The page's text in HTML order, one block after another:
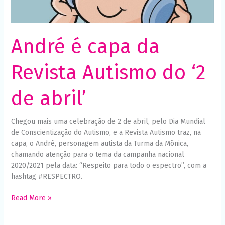
André é capa da
Revista Autismo do ‘2
de abril’
Chegou mais uma celebração de 2 de abril, pelo Dia Mundial
de Conscientização do Autismo, e a Revista Autismo traz, na
capa, o André, personagem autista da Turma da Mônica,
chamando atenção para o tema da campanha nacional
2020/2021 pela data: “Respeito para todo o espectro”, com a
hashtag #RESPECTRO.
Read More »
Necessário
Esses cookies
não são
necessários
para o
funcionamento
melhorar a
funcionalidade
e a estrutura
do site, com
base em
como o site é
nosso site